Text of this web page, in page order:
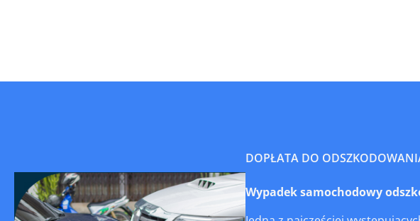
DOPŁATA DO
Wypadek samochodowy